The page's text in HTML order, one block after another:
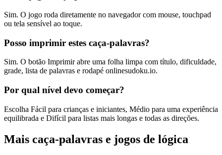
Sim. O jogo roda diretamente no navegador com mouse, touchpad
ou tela sensível ao toque.
Posso imprimir estes caça-palavras?
Sim. O botão Imprimir abre uma folha limpa com título, dificuldade,
grade, lista de palavras e rodapé onlinesudoku.io.
Por qual nível devo começar?
Escolha Fácil para crianças e iniciantes, Médio para uma experiência
equilibrada e Difícil para listas mais longas e todas as direções.
Mais caça-palavras e jogos de lógica